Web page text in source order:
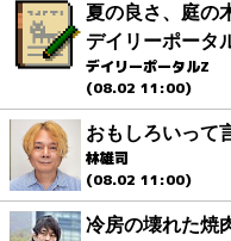
夏の良さ、庭の
デイリーポータ
デイリーポータルZ
(08.02 11:00)
おもしろいって
林雄司
(08.02 11:00)
冷房の壊れた焼